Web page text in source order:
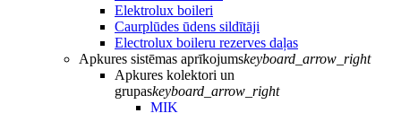
Elektrolux boileri
Caurplūdes ūdens sildītāji
Electrolux boileru rezerves daļas
Apkures sistēmas aprīkojumskeyboard_arrow_right
Apkures kolektori un
grupaskeyboard_arrow_right
MIK